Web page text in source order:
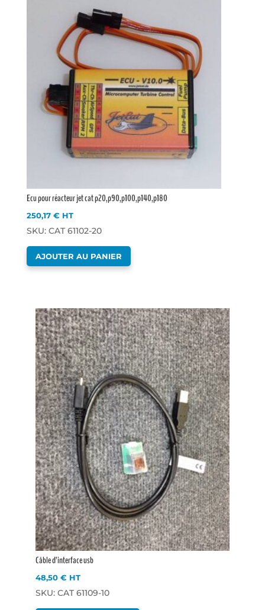
Ecu pour réacteur jet cat p20,p90,p100,p140,p180
250,17€ HT
SKU: CAT 61102-20
AJOUTER AU PANIER
Câble d’interface usb
48,50 € HT
SKU: CAT 61109-10